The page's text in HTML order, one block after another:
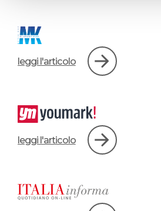
leggi l'articolo
leggi l'articolo